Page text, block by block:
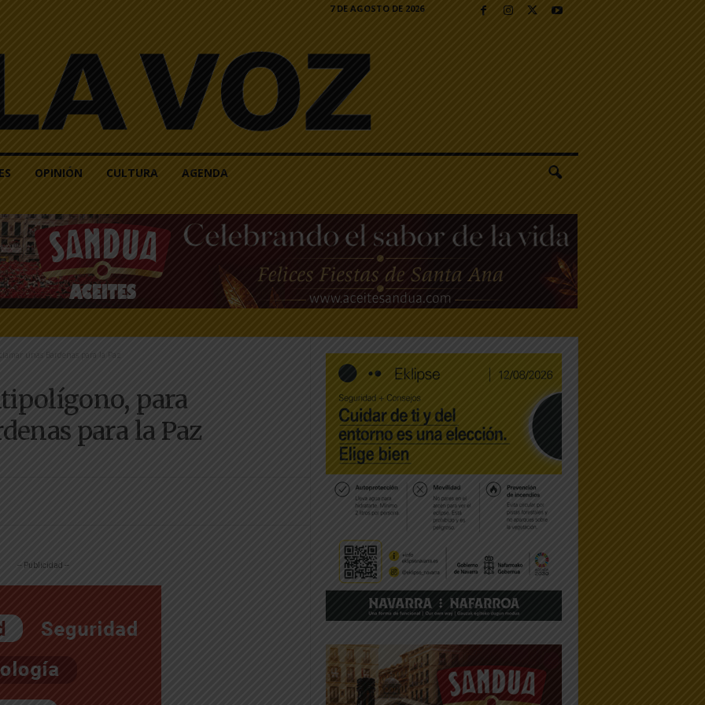
7 DE AGOSTO DE 2026
OPINIÓN CULTURA AGENDA
unas Bardenas para la Paz
para
para la Paz
-- Publicidad --